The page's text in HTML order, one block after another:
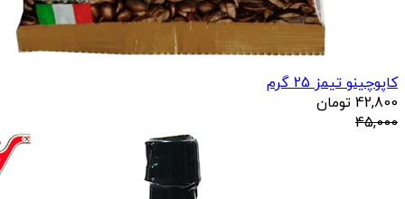
کاپوچینو تیمز 25 گرم
42,800 تومان
45,000